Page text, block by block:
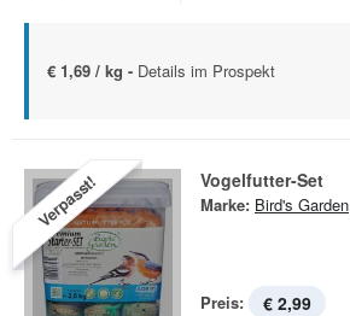
€ 1,69 / kg - Details im Prospekt
Verpasst! Vogelfutter-Set
Marke: Bird's Garden
Preis: € 2,99